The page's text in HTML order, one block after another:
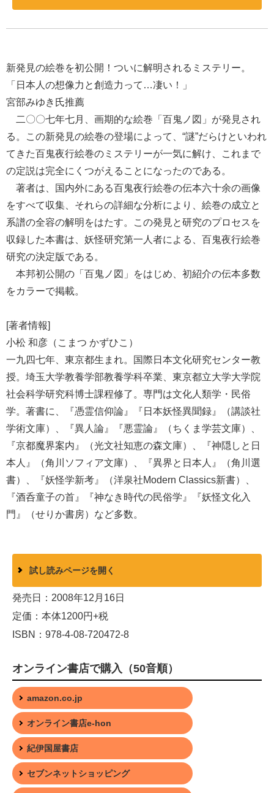
新発見の絵巻を初公開！ついに解明されるミステリー。
「日本人の想像力と創造力って…凄い！」
宮部みゆき氏推薦
二〇〇七年七月、画期的な絵巻「百鬼ノ図」が発見され
る。この新発見の絵巻の登場によって、“謎”だらけといわれ
てきた百鬼夜行絵巻のミステリーが一気に解け、これまで
の定説は完全にくつがえることになったのである。
著者は、国内外にある百鬼夜行絵巻の伝本六十余の画像
をすべて収集、それらの詳細な分析により、絵巻の成立と
系譜の全容の解明をはたす。この発見と研究のプロセスを
収録した本書は、妖怪研究第一人者による、百鬼夜行絵巻
研究の決定版である。
本邦初公開の「百鬼ノ図」をはじめ、初紹介の伝本多数
をカラーで掲載。
[著者情報]
小松 和彦（こまつ かずひこ）
一九四七年、東京都生まれ。国際日本文化研究センター教
授。埼玉大学教養学部教養学科卒業、東京都立大学大学院
社会科学研究科博士課程修了。専門は文化人類学・民俗
学。著書に、『憑霊信仰論』『日本妖怪異聞録』（講談社
学術文庫）、『異人論』『悪霊論』（ちくま学芸文庫）、
『京都魔界案内』（光文社知恵の森文庫）、『神隠しと日
本人』（角川ソフィア文庫）、『異界と日本人』（角川選
書）、『妖怪学新考』（洋泉社Modern Classics新書）、
『酒呑童子の首』『神なき時代の民俗学』『妖怪文化入
門』（せりか書房）など多数。
試し読みページを開く
発売日：2008年12月16日
定価：本体1200円+税
ISBN：978-4-08-720472-8
オンライン書店で購入（50音順）
amazon.co.jp
オンライン書店e-hon
紀伊国屋書店
セブンネットショッピング